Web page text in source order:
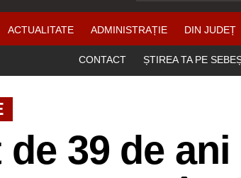
ACTUALITATE ADMINISTRAȚIE DIN JUDEȚ
CONTACT ȘTIREA TA PE
de 39 de